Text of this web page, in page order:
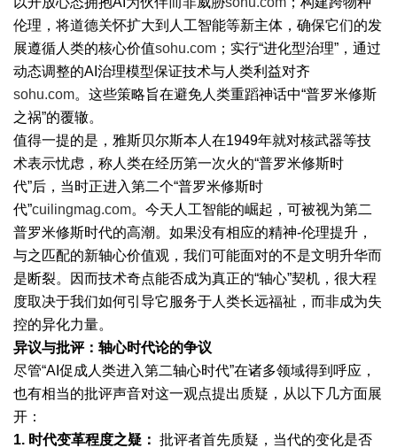
伦理，将道德关怀扩大到人工智能等新主体，确保它们的发
展遵循人类的核心价值sohu.com ；实行“进化型治理”，通过
动态调整的AI治理模型保证技术与人类利益对齐
sohu.com。这些策略旨在避免人类重蹈神话中“普罗米修斯
之祸”的覆辙。
值得一提的是，雅斯贝尔斯本人在1949年就对核武器等技
术表示忧虑，称人类在经历第一次火的“普罗米修斯时
代”后，当时正进入第二个“普罗米修斯时
代”cuilingmag.com。今天人工智能的崛起，可被视为第二
普罗米修斯时代的高潮。如果没有相应的精神-伦理提升，
与之匹配的新轴心价值观，我们可能面对的不是文明升华而
是断裂。因而技术奇点能否成为真正的“轴心”契机，很大程
度取决于我们如何引导它服务于人类长远福祉，而非成为失
控的异化力量。
异议与批评：轴心时代论的争议
尽管“AI促成人类进入第二轴心时代”在诸多领域得到呼应，
也有相当的批评声音对这一观点提出质疑，从以下几方面展
开：
1. 时代变革程度之疑： 批评者首先质疑，当代的变化是否